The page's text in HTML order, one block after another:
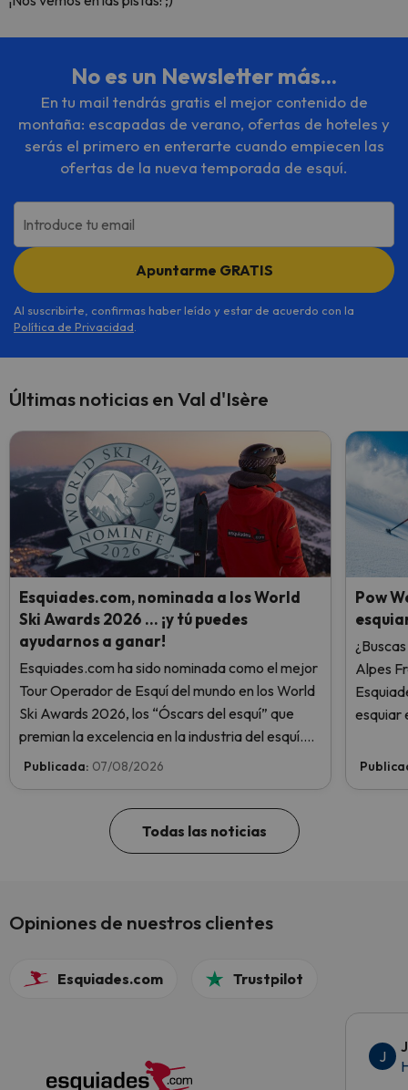
No es un Newsletter más...
En tu mail tendrás gratis el mejor contenido de
montaña: escapadas de verano, ofertas de hoteles y
serás el primero en enterarte cuando empiecen las
ofertas de la nueva temporada de esquí.
Introduce tu email
Apuntarme GRATIS
Al suscribirte, confirmas haber leído y estar de acuerdo con la
Política de Privacidad
Últimas noticias en Val d'Isère
Esquiades.com, nominada a los World
Ski Awards 2026 … ¡y tú puedes
ayudarnos a ganar!
Esquiades.com ha sido nominada como el mejor
Tour Operador de Esquí del mundo en los World
Ski Awards 2026, los “Óscars del esquí” que
premian la excelencia en la industria del esquí.
¡Vota ahora y ayúdanos a alcanzar la cima!
Publicada: 07/08/2026
Pow
Alpes
esquiar
Todas las noticias
Opiniones de nuestros clientes
Esquiades.com Trustpilot
J